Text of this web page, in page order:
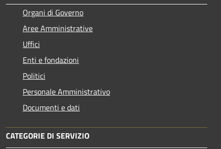
Organi di Governo
Aree Amministrative
Uffici
Enti e fondazioni
Politici
Personale Amministrativo
Documenti e dati
CATEGORIE DI SERVIZIO